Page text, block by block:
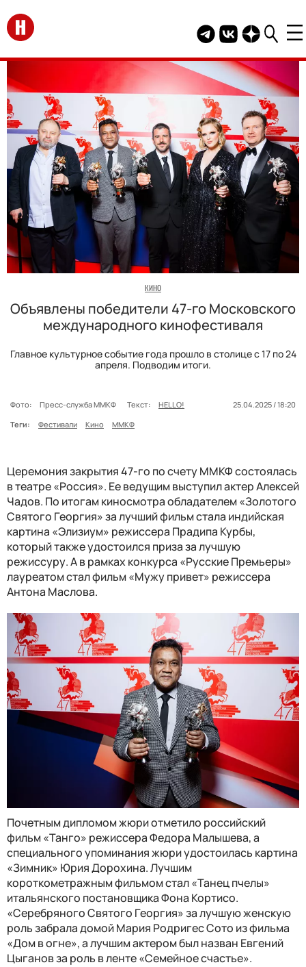
Перейти на главную
Telegram канал
Группа HELLO
Канал
КИНО
Объявлены победители 47-го Московского
международного кинофестиваля
Главное культурное событие года прошло в столице с 17 по 24
апреля. Подводим итоги.
Фото: Пресс-служба ММКФ Текст: HELLO!
25.04.2025 / 18:20
Теги:
Фестивали Кино ММКФ
Церемония закрытия 47-го по счету ММКФ состоялась
в театре «Россия». Ее ведущим выступил актер Алексей
Чадов. По итогам киносмотра обладателем «Золотого
Святого Георгия» за лучший фильм стала индийская
картина «Элизиум» режиссера Прадипа Курбы,
который также удостоился приза за лучшую
режиссуру. А в рамках конкурса «Русские Премьеры»
лауреатом стал фильм «Мужу привет» режиссера
Антона Маслова.
Почетным дипломом жюри отметило российский
фильм «Танго» режиссера Федора Малышева, а
специального упоминания жюри удостоилась картина
«Зимник» Юрия Дорохина. Лучшим
короткометражным фильмом стал «Танец пчелы»
итальянского постановщика Фона Кортисо.
«Серебряного Святого Георгия» за лучшую женскую
роль забрала домой Мария Родригес Сото из фильма
«Дом в огне», а лучшим актером был назван Евгений
Цыганов за роль в ленте «Семейное счастье».